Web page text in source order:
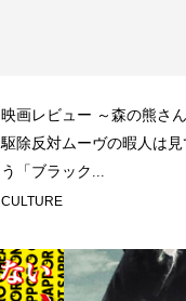
映画レビュー ～森の熊さん
駆除反対ムーヴの暇人は見
う「ブラック...
CULTURE